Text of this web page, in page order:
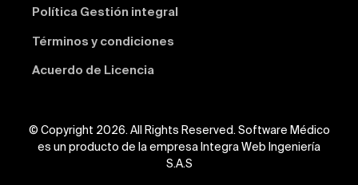
Política Gestión integral
Términos y condiciones
Acuerdo de Licencia
© Copyright 2026. All Rights Reserved. Software Médico
es un producto de la empresa Integra Web Ingeniería
S.A.S